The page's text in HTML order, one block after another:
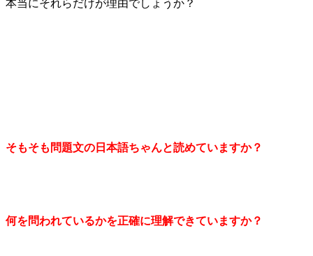
本当にそれらだけが理由でしょうか？
そもそも問題文の日本語ちゃんと読めていますか？
何を問われているかを正確に理解できていますか？